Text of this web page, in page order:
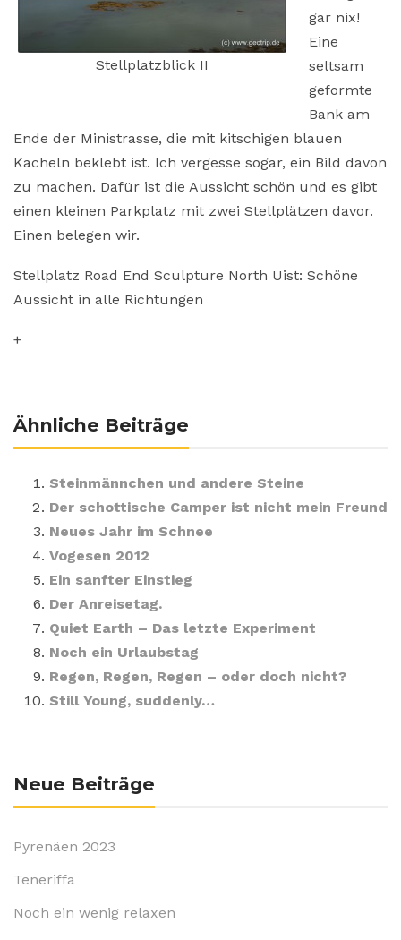
Stellplatzblick II
gar nix!
Eine
seltsam
geformte
Bank am
Ende der Ministrasse, die mit kitschigen blauen
Kacheln beklebt ist. Ich vergesse sogar, ein Bild davon
zu machen. Dafür ist die Aussicht schön und es gibt
einen kleinen Parkplatz mit zwei Stellplätzen davor.
Einen belegen wir.
Stellplatz Road End Sculpture North Uist: Schöne
Aussicht in alle Richtungen
+
Ähnliche Beiträge
Steinmännchen und andere Steine
Der schottische Camper ist nicht mein Freund
Neues Jahr im Schnee
Vogesen 2012
Ein sanfter Einstieg
Der Anreisetag.
Quiet Earth – Das letzte Experiment
Noch ein Urlaubstag
Regen, Regen, Regen – oder doch nicht?
Still Young, suddenly…
Neue Beiträge
Pyrenäen 2023
Teneriffa
Noch ein wenig relaxen